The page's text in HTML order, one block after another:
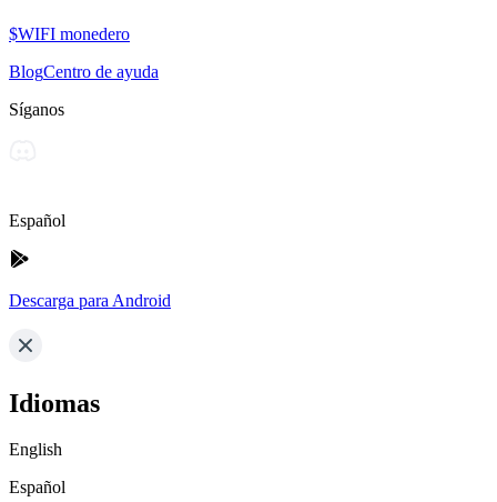
$WIFI monedero
BlogCentro de ayuda
Síganos
Español
Descarga para Android
Idiomas
English
Español